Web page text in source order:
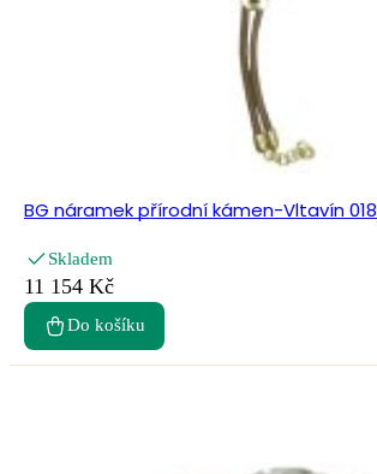
BG náramek přírodní kámen-Vltavín 018
Skladem
11 154 Kč
Do košíku